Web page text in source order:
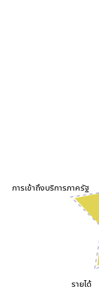
รายได้
การเข้าถึงบริการภาครัฐ